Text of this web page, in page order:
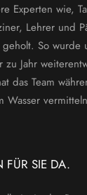
Experten wie,
Lehrer und
geholt. So
zu Jahr
das Team
Wasser
FÜR SIE DA.